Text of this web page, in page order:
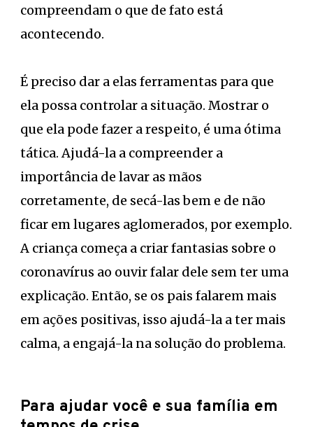
compreendam o que de fato está
acontecendo.
É preciso dar a elas ferramentas para que
ela possa controlar a situação. Mostrar o
que ela pode fazer a respeito, é uma ótima
tática. Ajudá-la a compreender a
importância de lavar as mãos
corretamente, de secá-las bem e de não
ficar em lugares aglomerados, por exemplo.
A criança começa a criar fantasias sobre o
coronavírus ao ouvir falar dele sem ter uma
explicação. Então, se os pais falarem mais
em ações positivas, isso ajudá-la a ter mais
calma, a engajá-la na solução do problema.
Para ajudar você e sua família em